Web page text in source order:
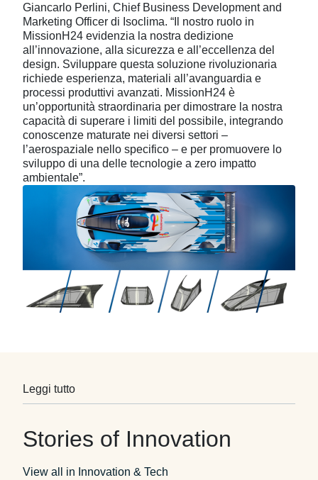
Giancarlo Perlini, Chief Business Development and
Marketing Officer di Isoclima. “Il nostro ruolo in
MissionH24 evidenzia la nostra dedizione
all’innovazione, alla sicurezza e all’eccellenza del
design. Sviluppare questa soluzione rivoluzionaria
richiede esperienza, materiali all’avanguardia e
processi produttivi avanzati. MissionH24 è
un’opportunità straordinaria per dimostrare la nostra
capacità di superare i limiti del possibile, integrando
conoscenze maturate nei diversi settori –
l’aerospaziale nello specifico – e per promuovere lo
sviluppo di una delle tecnologie a zero impatto
ambientale”.
Leggi tutto
Stories of Innovation
View all in Innovation & Tech